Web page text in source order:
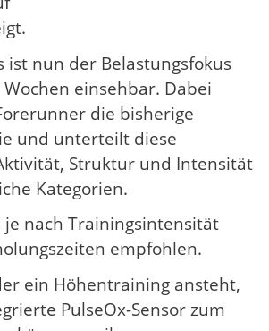
ist nun der Belastungsfokus
einsehbar. Dabei
die bisherige
und unterteilt diese
Struktur und Intensität
Kategorien.
nach Trainingsintensität
empfohlen.
ein Höhentraining ansteht,
PulseOx-Sensor zum